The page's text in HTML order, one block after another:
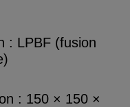
: LPBF (fusion
: 150 × 150 ×